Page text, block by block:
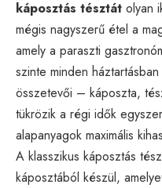
káposztás tésztát olyan
mégis nagyszerű étel a
amely a paraszti
szinte minden
összetevői – káposzta,
tükrözik a régi idők
alapanyagok maximális
A klasszikus káposztás
káposztából készül,